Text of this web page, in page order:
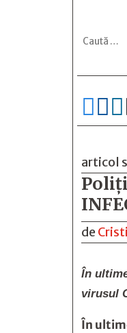

articol
de
În
virusul
În